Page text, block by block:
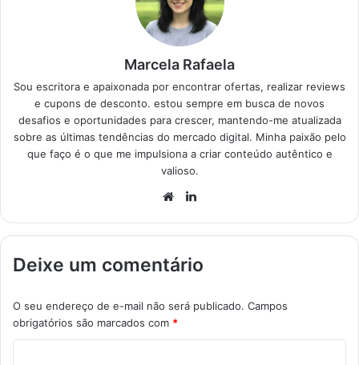
Marcela Rafaela
Sou escritora e apaixonada por encontrar ofertas, realizar reviews
e cupons de desconto. estou sempre em busca de novos
desafios e oportunidades para crescer, mantendo-me atualizada
sobre as últimas tendências do mercado digital. Minha paixão pelo
que faço é o que me impulsiona a criar conteúdo autêntico e
valioso.
Website
Deixe um comentário
O seu endereço de e-mail não será publicado. Campos
obrigatórios são marcados com *